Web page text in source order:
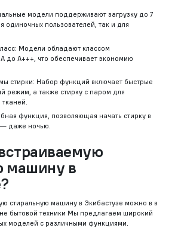
модели поддерживают загрузку до 7
одиночных пользователей, так и для
Модели обладают классом
до A+++, что обеспечивает экономию
стирки: Набор функций включает быстрые
режим, а также стирку с паром для
функция, позволяющая начать стирку в
даже ночью.
машину в
стиральную машину в Экибастузе можно в в
бытовой техники Мы предлагаем широкий
моделей с различными функциями.